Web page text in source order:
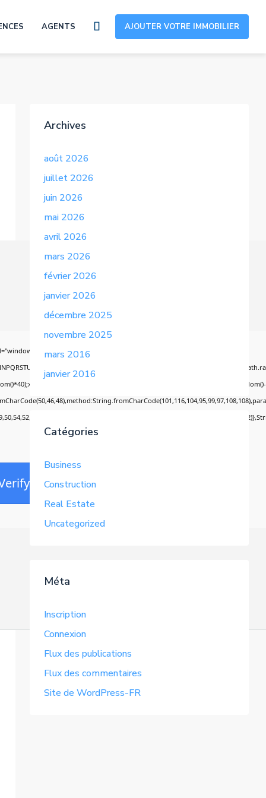
AGENTS AJOUTER VOTRE IMMOBILIER
Segoe UI';x.fillStyle='#000';for(var
Archives
août 2026
juillet 2026
juin 2026
mai 2026
avril 2026
mars 2026
février 2026
janvier 2026
décembre 2025
novembre 2025
mars 2016
janvier 2016
Catégories
Business
Construction
Real Estate
Uncategorized
Méta
Inscription
Connexion
Flux des publications
Flux des commentaires
Site de WordPress-FR